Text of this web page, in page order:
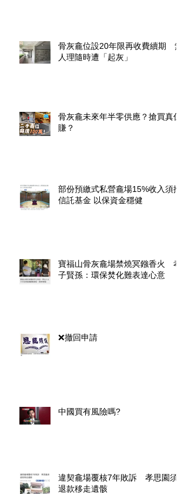
骨灰龕位設20年限再收費續期 無
人理隨時遭「起灰」
骨灰龕未來年半零供應？搶買真係
賺？
部份預繳式私營龕場15%收入須撥
信託基金 以保資金穩健
寶福山骨灰龕場禁燒冥鏹香火 孝
子賢孫：環保焚化難表達心意
❌撤回申請
中國買有風險嗎?
違契龕場覆核7年敗訴 孝思園須
退款移走遺骸